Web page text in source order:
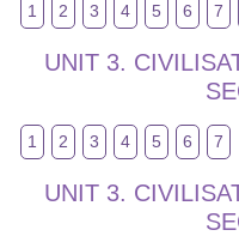
1 2 3 4 5 6 7
UNIT 3.
1 2 3 4 5 6 7
UNIT 3.